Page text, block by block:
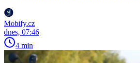
Mobify.cz
dnes, 07:46
4 min